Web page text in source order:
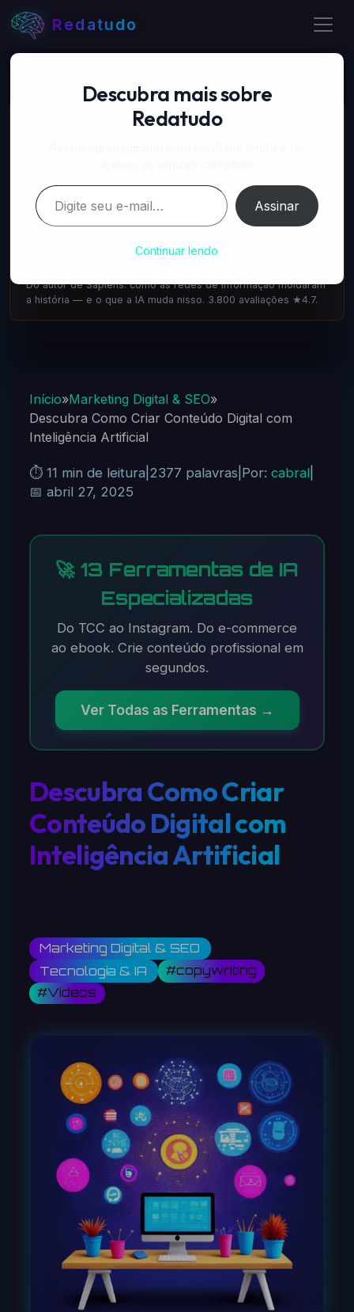
Redatudo
📚 LIVROS RECOMENDADOS
Escrito pelo cofundador do DeepMind: como a IA vai
transformar tudo. 1.100 avaliações ★4.6.
Nexus — Yuval Noah Harari
Do autor de Sapiens: como as redes de informação moldaram
a história — e o que a IA muda nisso. 3.800 avaliações ★4.7.
Início»Marketing Digital & SEO»
Descubra Como Criar Conteúdo Digital com
Inteligência Artificial
⏱️ 11 min de leitura 2377 palavras Por: cabral|
📅 abril 27, 2025
🚀 13 Ferramentas de IA
Especializadas
Do TCC ao Instagram. Do e-commerce
ao ebook. Crie conteúdo profissional em
segundos.
Ver Todas as Ferramentas →
Descubra Como Criar
Conteúdo Digital com
Inteligência Artificial
Marketing Digital & SEO
Tecnologia & IA
#copywriting
#Vídeos
Descubra mais sobre
Redatudo
Digite seu e-mail…
Assinar
Continuar lendo